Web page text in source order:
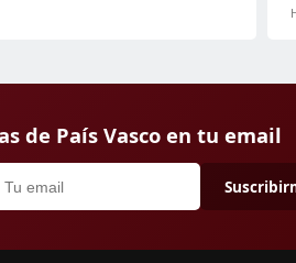
de País Vasco en tu email